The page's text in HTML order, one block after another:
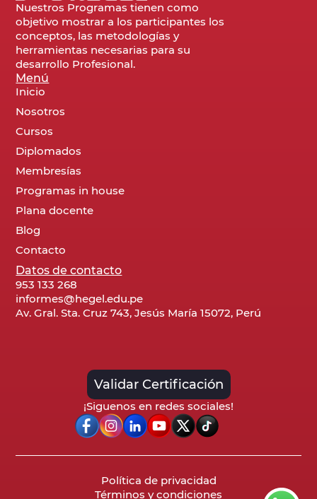
Nuestros Programas tienen como
objetivo mostrar a los participantes los
conceptos, las metodologías y
herramientas necesarias para su
desarrollo Profesional.
Menú
Inicio
Nosotros
Cursos
Diplomados
Membresías
Programas in house
Plana docente
Blog
Contacto
Datos de contacto
953 133 268
informes@hegel.edu.pe
Av. Gral. Sta. Cruz 743, Jesús María 15072, Perú
Validar Certificación
¡Siguenos en redes sociales!
Política de privacidad
Términos y condiciones